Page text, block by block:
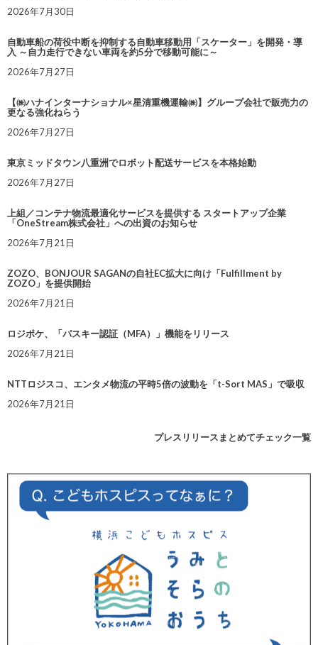
2026年7月30日
自動車船の荷役中断を抑制する自動車移動用「スケーター」を開発・導
入 ～自力走行できない車両を約5分で移動可能に～
2026年7月27日
【㈱ハナインターナショナル×星清重機運輸㈱】グループ会社で販売力の
更なる強化ねらう
2026年7月27日
東京ミッドタウン八重洲でロボット配送サービスを本格始動
2026年7月27日
上組／コンテナ物流最適化サービスを提供する スタートアップ企業
「OneStream株式会社」への出資のお知らせ
2026年7月21日
ZOZO、BONJOUR SAGANの自社EC拡大に向け「Fulfillment by
ZOZO」を提供開始
2026年7月21日
ロジポケ、「パスキー認証（MFA）」機能をリリース
2026年7月21日
NTTロジスコ、エンタメ物流の平時5倍の波動を「t-Sort MAS」で吸収
2026年7月21日
プレスリリースまとめてチェック一覧